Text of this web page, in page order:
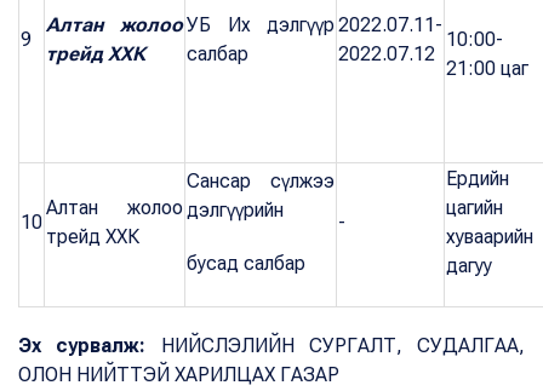
9
Алтан жолоо
трейд ХХК
УБ Их дэлгүүр
салбар
2022.07.11-
2022.07.12
10:00-
21:00 цаг
10
Алтан жолоо
трейд ХХК
Сансар сүлжээ
дэлгүүрийн
бусад салбар
-
Ердийн
цагийн
хуваарийн
дагуу
Эх сурвалж:
НИЙСЛЭЛИЙН СУРГАЛТ, СУДАЛГАА,
ОЛОН НИЙТТЭЙ ХАРИЛЦАХ ГАЗАР